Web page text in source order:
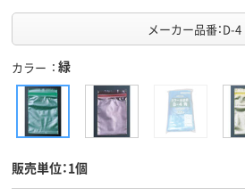
メーカー品番：D-4
カラー 緑
販売単位：1個